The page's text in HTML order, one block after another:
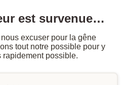
est survenue…
excuser pour la gêne
tout notre possible pour y
rapidement possible.